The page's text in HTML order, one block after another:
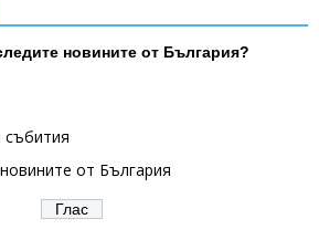
новините от България?
от България